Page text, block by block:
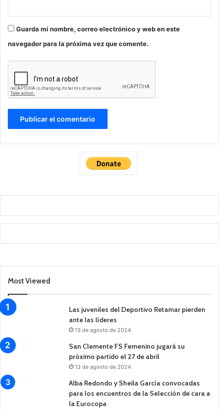
Guarda mi nombre, correo electrónico y web en este
navegador para la próxima vez que comente.
Most Viewed
Las juveniles del Deportivo Retamar pierden
ante las líderes
13 de agosto de 2024
San Clemente FS Femenino jugará su
próximo partido el 27 de abril
13 de agosto de 2024
Alba Redondo y Sheila García convocadas
para los encuentros de la Selección de cara a
la Eurocopa